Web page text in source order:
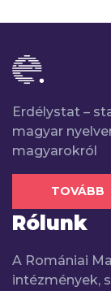
Erdélystat –
magyar
magyarokról
TOVÁBB
Rólunk
A Romániai
intézmények,